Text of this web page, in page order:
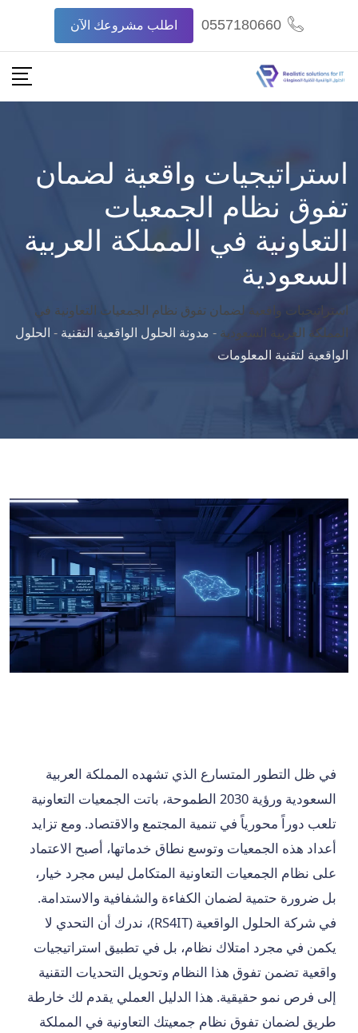
content
0557180660 اطلب مشروعك الآن
استراتيجيات واقعية لضمان
تفوق نظام الجمعيات
التعاونية في المملكة العربية
السعودية
استراتيجيات واقعية لضمان تفوق نظام الجمعيات التعاونية في
المملكة العربية السعودية - مدونة الحلول الواقعية التقنية - الحلول
الواقعية لتقنية المعلومات
في ظل التطور المتسارع الذي تشهده المملكة العربية
السعودية ورؤية 2030 الطموحة، باتت الجمعيات التعاونية
تلعب دوراً محورياً في تنمية المجتمع والاقتصاد. ومع تزايد
أعداد هذه الجمعيات وتوسع نطاق خدماتها، أصبح الاعتماد
على نظام الجمعيات التعاونية المتكامل ليس مجرد خيار،
بل ضرورة حتمية لضمان الكفاءة والشفافية والاستدامة.
في شركة الحلول الواقعية (RS4IT)، ندرك أن التحدي لا
يكمن في مجرد امتلاك نظام، بل في تطبيق استراتيجيات
واقعية تضمن تفوق هذا النظام وتحويل التحديات التقنية
إلى فرص نمو حقيقية. هذا الدليل العملي يقدم لك خارطة
طريق لضمان تفوق نظام جمعيتك التعاونية في المملكة